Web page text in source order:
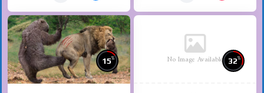
No Image Available 32%
15%